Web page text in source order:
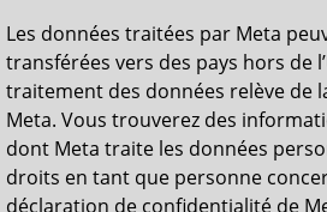
Les données traitées par Meta
transférées vers des pays hors de
traitement des données relève de
Meta. Vous trouverez des
dont Meta traite les données
droits en tant que personne
déclaration de confidentialité de